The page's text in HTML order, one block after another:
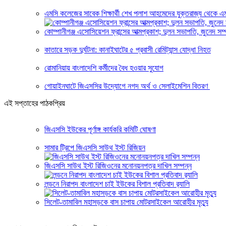
এমসি কলেজের সাবেক শিক্ষার্থী শেখ পলাশ আহমেদের যুক্তরাজ্য থেকে
কোম্পানীগঞ্জ এসোসিয়েশন ফ্রান্সের আত্মপ্রকাশ; দুলন সভাপতি, জুনেদ
কাতারে সড়ক দুর্ঘটনা: কানাইঘাটের ৫ প্রবাসী রেমিট্যান্স যোদ্ধা নিহত
রোমানিয়ায় বাংলাদেশি কর্মীদের বৈধ হওয়ার সুযোগ
গোয়াইনঘাটে জিএসসির উদ্যোগে নগদ অর্থ ও সেলাইমেশিন বিতরণ
এই সপ্তাহের পাঠকপ্রিয়
জিএসসি ইউকের পূর্ণাঙ্গ কার্যকরি কমিটি ঘোষণা
সামার ট্রিপে জিএসসি সাউথ ইস্ট রিজিয়ন
জিএসসি সাউথ ইস্ট রিজিওনের মনোনয়নপত্র দাখিল সম্পন্ন
লন্ডনে নিরাপদ বাংলাদেশ চাই ইউকের বিশাল প্রতিবাদ র‌্যালি
সিলেট-তামাবিল মহাসড়কে বাস চাপায় মোটরসাইকেল আরোহীর মৃত্যু